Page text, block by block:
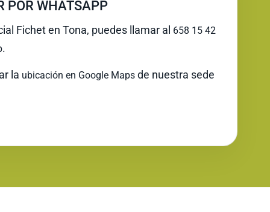
POR WHATSAPP
Fichet en Tona, puedes llamar al 658 15 42
.
la ubicación en Google Maps de nuestra sede